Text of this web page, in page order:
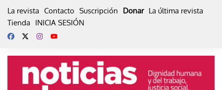
La revista Contacto Suscripción Donar La última revista
Tienda
INICIA SESIÓN